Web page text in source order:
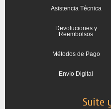
Asistencia Técnica
Devoluciones y
Reembolsos
Métodos de Pago
Envío Digital
Suite